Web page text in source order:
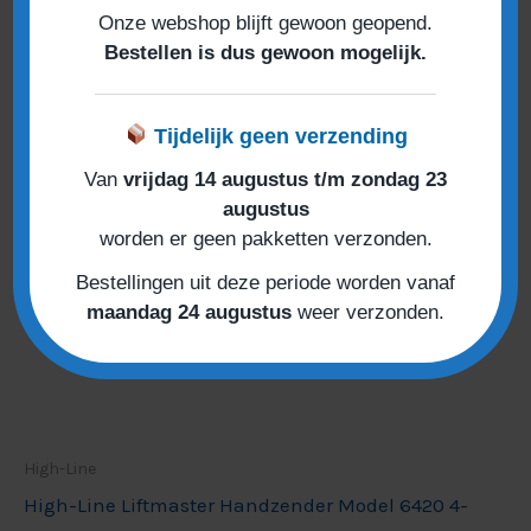
High-Line
High-Line Liftmaster Handzender Model 6420 4-
Onze webshop blijft gewoon geopend.
Bestellen is dus gewoon mogelijk.
Tijdelijk geen verzending
Van vrijdag 14 augustus t/m zondag 23
augustus
worden er geen pakketten verzonden.
Bestellingen uit deze periode worden vanaf
maandag 24 augustus weer verzonden.